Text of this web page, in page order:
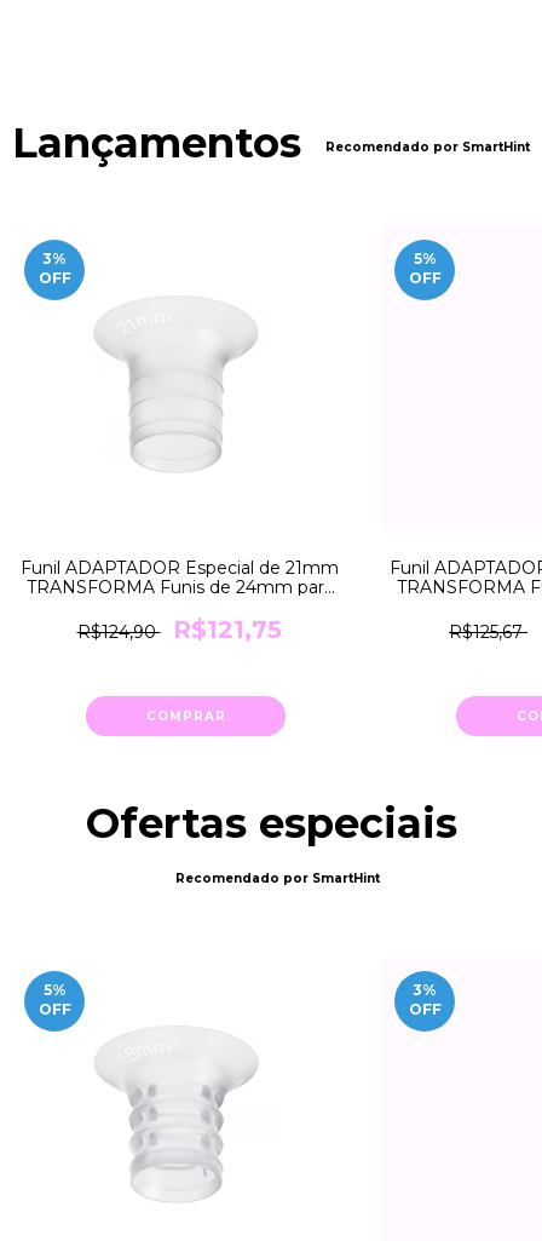
Lançamentos Recomendado por SmartHint
3%
OFF
Funil ADAPTADOR Especial de 21mm
TRANSFORMA Funis de 24mm para
R$124,90
R$121,75
COMPRAR
5%
OFF
Funil
TRANSFORMA
R$125,67
Ofertas especiais
Recomendado por SmartHint
5%
OFF
3%
OFF